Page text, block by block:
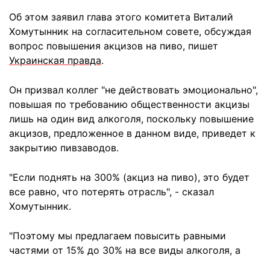
Об этом заявил глава этого комитета Виталий
Хомутынник на согласительном совете, обсуждая
вопрос повышения акцизов на пиво, пишет
Украинская правда.
Он призвал коллег "не действовать эмоционально",
повышая по требованию общественности акцизы
лишь на один вид алкоголя, поскольку повышение
акцизов, предложенное в данном виде, приведет к
закрытию пивзаводов.
"Если поднять на 300% (акциз на пиво), это будет
все равно, что потерять отрасль", - сказал
Хомутынник.
"Поэтому мы предлагаем повысить равными
частями от 15% до 30% на все виды алкоголя, а